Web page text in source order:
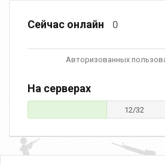
Сейчас онлайн 0
Авторизованных
На серверах
12/32